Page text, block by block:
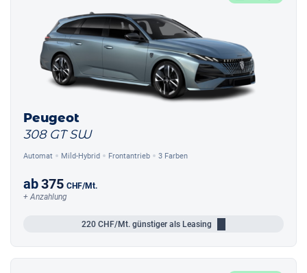
Peugeot
308 GT SW
Automat Mild-Hybrid Frontantrieb 3 Farben
ab375 CHF/Mt.
+ Anzahlung
220 CHF/Mt. günstiger als Leasing